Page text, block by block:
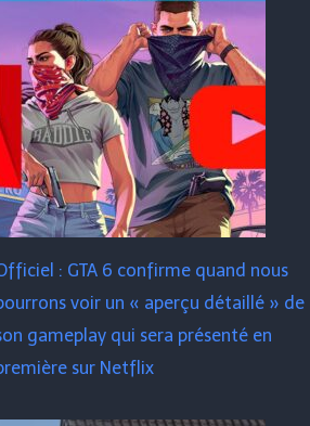
: GTA 6 confirme quand nous
voir un « aperçu détaillé » de
gameplay qui sera présenté en
sur Netflix